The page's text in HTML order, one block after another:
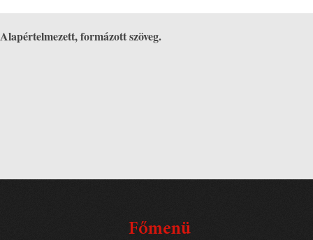
Alapértelmezett, formázott szöveg.
Főmenü